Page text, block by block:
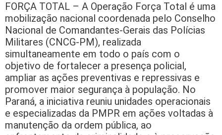
FORÇA TOTAL – A Operação Força Total é uma
mobilização nacional coordenada pelo Conselho
Nacional de Comandantes-Gerais das Polícias
Militares (CNCG-PM), realizada
simultaneamente em todo o país com o
objetivo de fortalecer a presença policial,
ampliar as ações preventivas e repressivas e
promover maior segurança à população. No
Paraná, a iniciativa reuniu unidades operacionais
e especializadas da PMPR em ações voltadas à
manutenção da ordem pública, ao